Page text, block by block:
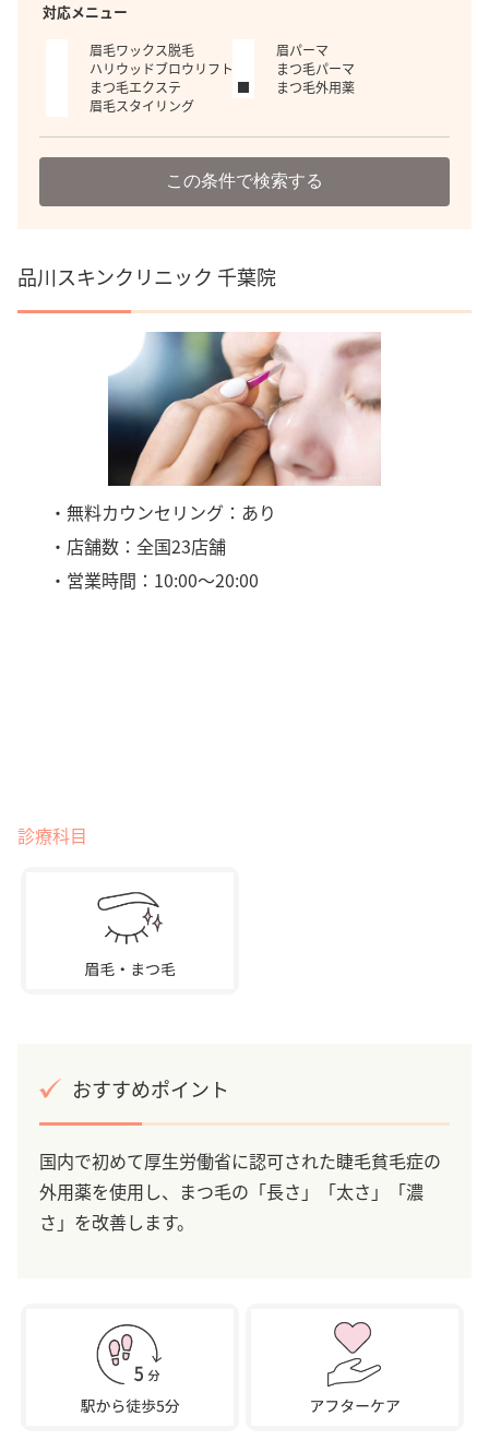
対応メニュー
眉毛ワックス脱毛
眉パーマ
ハリウッドブロウリフト
まつ毛パーマ
まつ毛エクステ
まつ毛外用薬
眉毛スタイリング
この条件で検索する
品川スキンクリニック 千葉院
・無料カウンセリング：あり
・店舗数：全国23店舗
・営業時間：10:00～20:00
診療科目
おすすめポイント
国内で初めて厚生労働省に認可された睫毛貧毛症の
外用薬を使用し、まつ毛の「長さ」「太さ」「濃
さ」を改善します。